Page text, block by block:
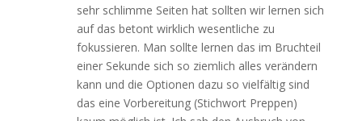
sehr schlimme Seiten hat sollten wir lernen sich
auf das betont wirklich wesentliche zu
fokussieren. Man sollte lernen das im Bruchteil
einer Sekunde sich so ziemlich alles verändern
kann und die Optionen dazu so vielfältig sind
das eine Vorbereitung (Stichwort Preppen)